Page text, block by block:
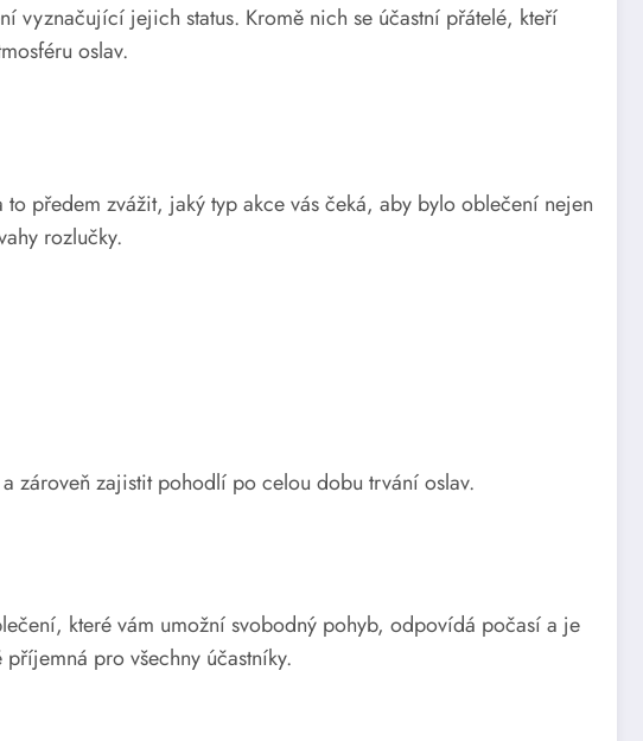
vyznačující jejich status. Kromě nich se účastní přátelé, kteří
oslav.
předem zvážit, jaký typ akce vás čeká, aby bylo oblečení nejen
rozlučky.
zároveň zajistit pohodlí po celou dobu trvání oslav.
které vám umožní svobodný pohyb, odpovídá počasí a je
pro všechny účastníky.